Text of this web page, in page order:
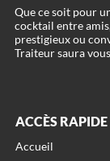
Que ce soit pour
cocktail entre
prestigieux ou
ACCÈS RAPIDE
Accueil